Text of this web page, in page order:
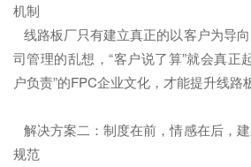
机制
线路板厂只有建立真正的以客户为导
司管理的乱想，“客户说了算”就会真正
户负责”的FPC企业文化，才能提升线路
解决方案二：制度在前，情感在后，
规范